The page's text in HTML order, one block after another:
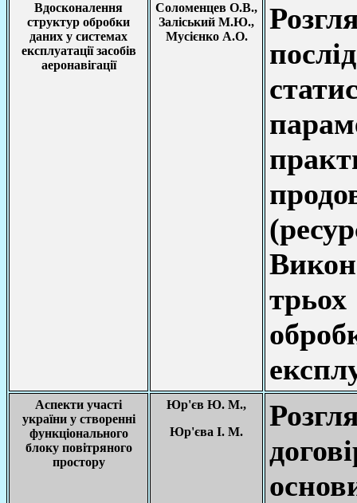
Вдосконалення
структур обробки
даних у системах
експлуатації засобів
аеронавігації
Соломенцев О.В.,
Заліський М.Ю.,
Мусієнко А.О.
Аспекти участі
україни у створенні
функціонального
блоку повітряного
простору
Юр'єв Ю. М.,
Юр'єва І. М.